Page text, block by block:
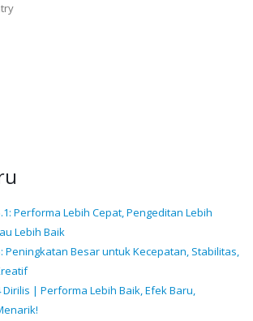
Performa Lebih Cepat, Pengeditan Lebih
Lebih Baik
Peningkatan Besar untuk Kecepatan, Stabilitas,
Dirilis | Performa Lebih Baik, Efek Baru,